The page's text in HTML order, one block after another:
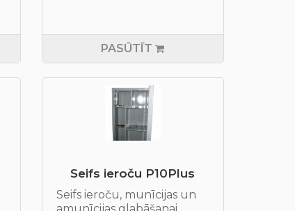
PASŪTĪT
Seifs ieroču P10Plus
Seifs ieroču, munīcijas un